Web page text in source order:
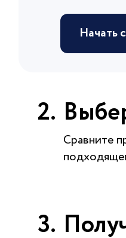
Начать
Сравните